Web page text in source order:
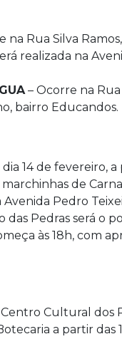
na Rua Silva Ramos,
realizada na
– Ocorre na
bairro Educandos.
dia 14 de fevereiro,
marchinhas de
Pedro
das Pedras será o
às 18h, com
Cultural dos
a partir das